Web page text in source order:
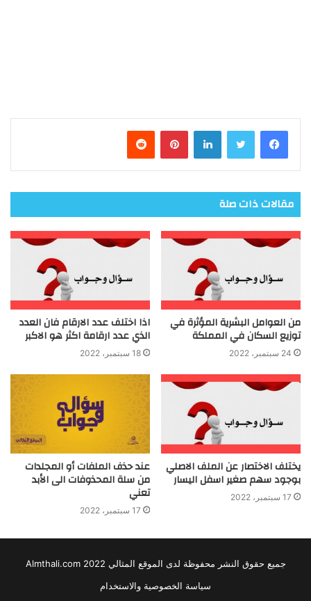
فيسبوك تويتر لينكدإن بينتيريست
مقالات ذات صلة
من العوامل البشرية المؤثرة في
توزيع السكان في المملكة
24 سبتمبر، 2022
اذا اختلف عدد الارقام فان العدد
الذي عدد ارقامة اكثر هو الاكبر
18 سبتمبر، 2022
يختلف الاختصار عن الملف الاصلي
بوجود سهم صغير اسفل اليسار
17 سبتمبر، 2022
عند حذف الملفات أو المجلدات
من سلة المحذوفات الى الأبد
تعني
17 سبتمبر، 2022
جميع حقوق النشر محفوظة لدى الموقع المثالي 2022 Almthali.com
سياسة الخصوصية والاستخدام